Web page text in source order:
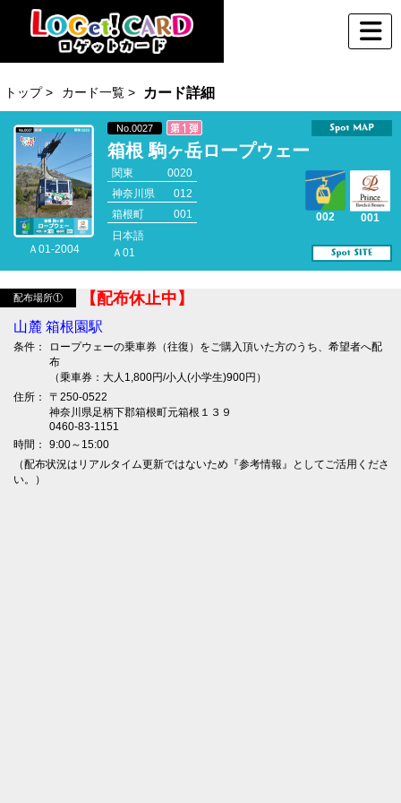
トップ > カード一覧 > カード詳細
Ａ01-2004
No.0027
箱根 駒ヶ岳ロープウェー
関東
0020
神奈川県
012
箱根町
001 002
001
日本語
Ａ01
配布場所① 【配布休止中】
山麓 箱根園駅
条件：
ロープウェーの乗車券（往復）をご購入頂いた方のうち、希望者へ配
布
（乗車券：大人1,800円/小人(小学生)900円）
住所：
〒250-0522
神奈川県足柄下郡箱根町元箱根１３９
0460-83-1151
時間：
9:00～15:00
（配布状況はリアルタイム更新ではないため『参考情報』としてご活用くださ
い。）